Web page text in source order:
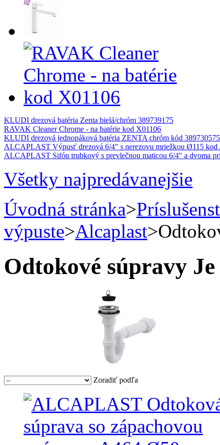
KLUDI drezová batéria Zenta bielá/chróm 389739175
RAVAK Cleaner Chrome - na batérie kod X01106
KLUDI drezová jednopáková batéria ZENTA chróm kód 389730575
ALCAPLAST Výpusť drezová 6/4" s nerezovu mriežkou Ø115 kod
ALCAPLAST Sifón trubkový s prevlečnou maticou 6/4" a dvoma
Všetky najpredávanejšie
Úvodná stránka>
výpuste>Alcaplast>
Odtokové súpravy
Zoradiť podľa